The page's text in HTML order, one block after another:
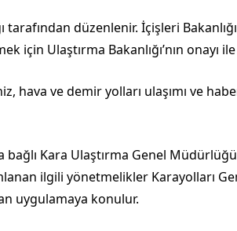
düzenlenir. İçişleri
için Ulaştırma Bakanlığı’nın onayı
hava ve demir yolları ulaşımı ve
bağlı Kara Ulaştırma Genel
ilgili yönetmelikler Karayolları
uygulamaya konulur.